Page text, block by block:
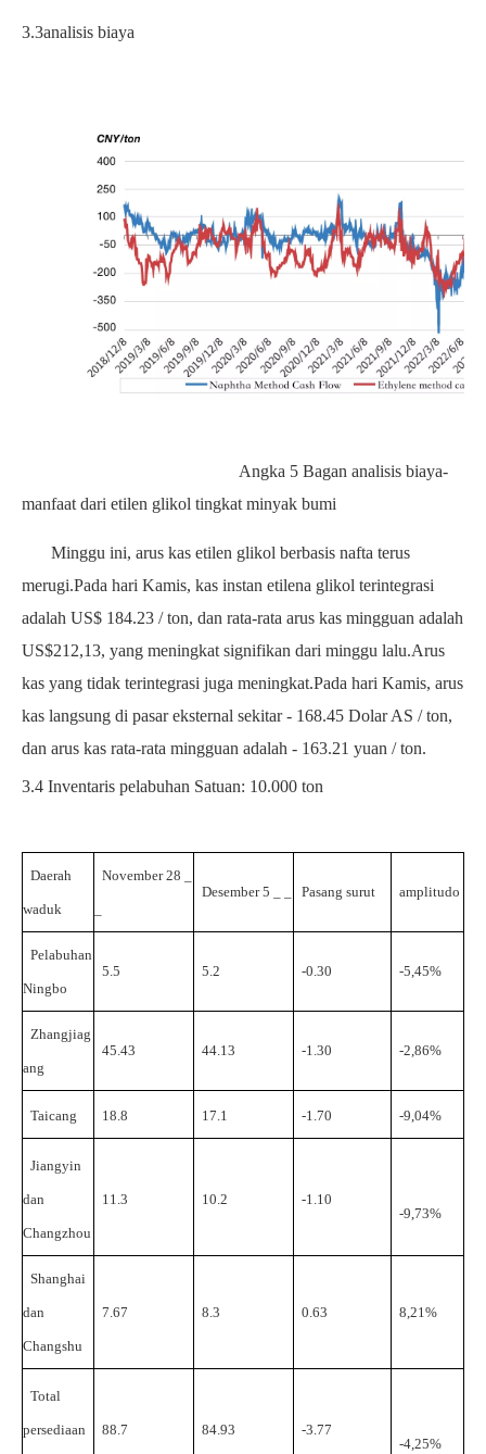
3.3analisis biaya
Angka 5 Bagan analisis biaya-
manfaat dari etilen glikol tingkat minyak bumi
Minggu ini, arus kas etilen glikol berbasis nafta terus
merugi.Pada hari Kamis, kas instan etilena glikol terintegrasi
adalah US$ 184.23 / ton, dan rata-rata arus kas mingguan adalah
US$212,13, yang meningkat signifikan dari minggu lalu.Arus
kas yang tidak terintegrasi juga meningkat.Pada hari Kamis, arus
kas langsung di pasar eksternal sekitar - 168.45 Dolar AS / ton,
dan arus kas rata-rata mingguan adalah - 163.21 yuan / ton.
3.4 Inventaris pelabuhan Satuan: 10.000 ton
Daerah
waduk
November28
Desember5 Pasang surut amplitudo
Pelabuhan
Ningbo
5.5 5.2 -0.30 -5,45%
Zhangjiag
ang
45.43 44.13 -1.30 -2,86%
Taicang 18.8 17.1 -1.70 -9,04%
Jiangyin
dan
Changzhou
11.3 10.2
-1.10
-9,73%
Shanghai
dan
Changshu
7.67 8.3 0.63 8,21%
Total
persediaan 88.7 84.93
-3.77
-4,25%